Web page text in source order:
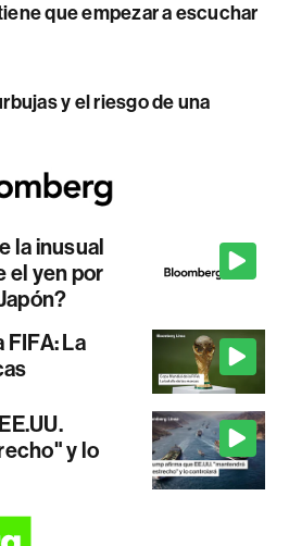
que empezar a escuchar
y el riesgo de una
la inusual
el yen por
FIFA: La
y lo